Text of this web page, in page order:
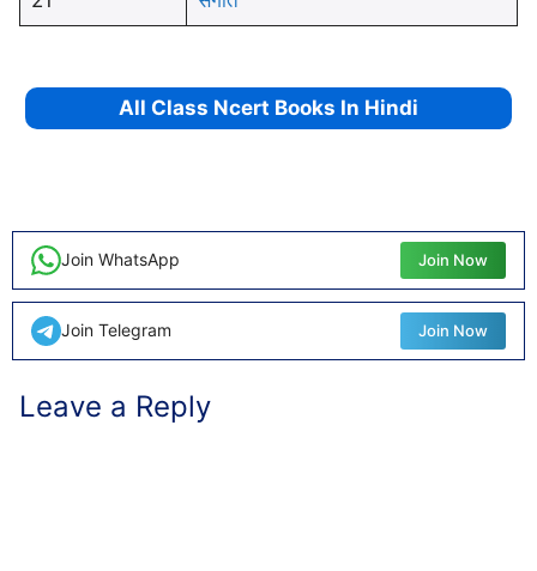
All Class Ncert Books In Hindi
Join WhatsApp Join Now
Join Telegram Join Now
Leave a Reply